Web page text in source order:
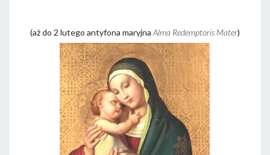
(aż do 2 lutego antyfona maryjna Alma Redemptoris Mater)